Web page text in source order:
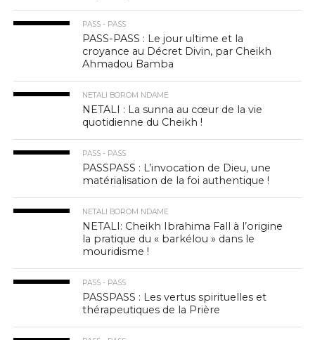
PASS - PASS
PASS-PASS : Le jour ultime et la
croyance au Décret Divin, par Cheikh
Ahmadou Bamba
NETALI BOROM NDAME
NETALI : La sunna au cœur de la vie
quotidienne du Cheikh !
PASS - PASS
PASSPASS : L’invocation de Dieu, une
matérialisation de la foi authentique !
NETALI BOROM NDAME
NETALI: Cheikh Ibrahima Fall à l’origine
la pratique du « barkélou » dans le
mouridisme !
PASS - PASS
PASSPASS : Les vertus spirituelles et
thérapeutiques de la Prière